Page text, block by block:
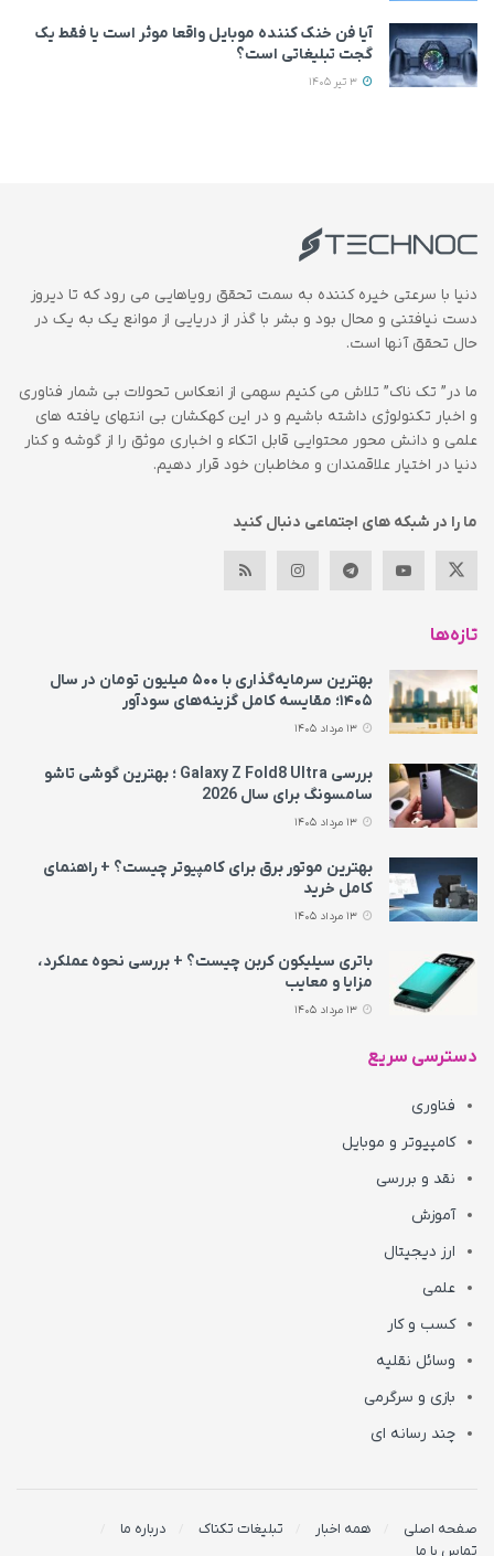
آیا فن خنک کننده موبایل واقعا موثر است یا فقط یک
گجت تبلیغاتی است؟
دنیا با سرعتی خیره کننده به سمت تحقق رویاهایی می رود که تا دیروز
دست نیافتنی و محال بود و بشر با گذر از دریایی از موانع یک به یک در
حال تحقق آنها است.
ما در” تک ناک” تلاش می کنیم سهمی از انعکاس تحولات بی شمار فناوری
و اخبار تکنولوژی داشته باشیم و در این کهکشان بی انتهای یافته های
علمی و دانش محور محتوایی قابل اتکاء و اخباری موثق را از گوشه و کنار
دنیا در اختیار علاقمندان و مخاطبان خود قرار دهیم.
ما را در شبکه های اجتماعی دنبال کنید
تازه‌ها
بهترین سرمایه‌گذاری با ۵۰۰ میلیون تومان در سال
۱۴۰۵؛ مقایسه کامل گزینه‌های سودآور
بررسی Galaxy Z Fold8 Ultra ؛ بهترین گوشی تاشو
سامسونگ برای سال 2026
بهترین موتور برق برای کامپیوتر چیست؟ + راهنمای
کامل خرید
باتری سیلیکون کربن چیست؟ + بررسی نحوه عملکرد،
مزایا و معایب
دسترسی سریع
فناوری
کامپیوتر و موبایل
نقد و بررسی
آموزش
ارز دیجیتال
علمی
کسب و کار
وسائل نقلیه
بازی و سرگرمی
چند رسانه ای
صفحه اصلی همه اخبار تبلیغات تکناک
درباره ما
تماس با ما